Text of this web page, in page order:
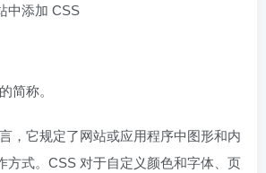
中添加 CSS
简称。
，它规定了网站或应用程序中图形和内
方式。CSS 对于自定义颜色和字体、页